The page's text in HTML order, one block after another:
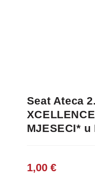
Seat Ateca
MJESECI* u
1,00 €